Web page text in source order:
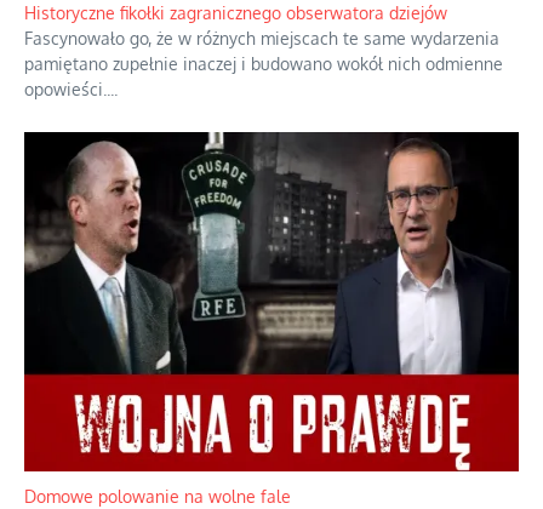
Historyczne fikołki zagranicznego obserwatora dziejów
Fascynowało go, że w różnych miejscach te same wydarzenia
pamiętano zupełnie inaczej i budowano wokół nich odmienne
opowieści.
Domowe polowanie na wolne fale